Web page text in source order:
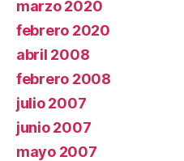
marzo 2020
febrero 2020
abril 2008
febrero 2008
julio 2007
junio 2007
mayo 2007